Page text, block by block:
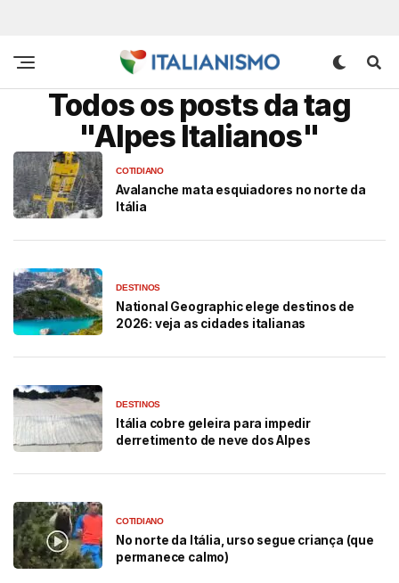
Todos os posts da tag
"Alpes Italianos"
COTIDIANO
Avalanche mata esquiadores no norte da
Itália
DESTINOS
National Geographic elege destinos de
2026: veja as cidades italianas
DESTINOS
Itália cobre geleira para impedir
derretimento de neve dos Alpes
COTIDIANO
No norte da Itália, urso segue criança (que
permanece calmo)